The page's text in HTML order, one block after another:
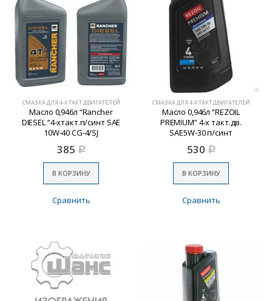
СМАЗКА ДЛЯ 4-Х ТАКТ.ДВИГАТЕЛЕЙ
Масло 0,946л “Rancher
DIESEL “4-хтакт.п/синт SAE
10W-40 CG-4/SJ
385 Р
В КОРЗИНУ
Сравнить
СМАЗКА ДЛЯ 4-Х ТАКТ.ДВИГАТЕЛЕЙ
Масло 0,946л “REZOIL
PREMIUM” 4-х такт.дв.
SAE5W-30 п/синт
530 Р
В КОРЗИНУ
Сравнить